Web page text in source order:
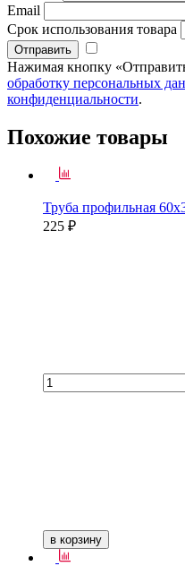
Email
Срок использования товара
Нажимая кнопку
обработку персональных
конфиденциальности.
Похожие товары
Труба профильная
225 ₽
в корзину